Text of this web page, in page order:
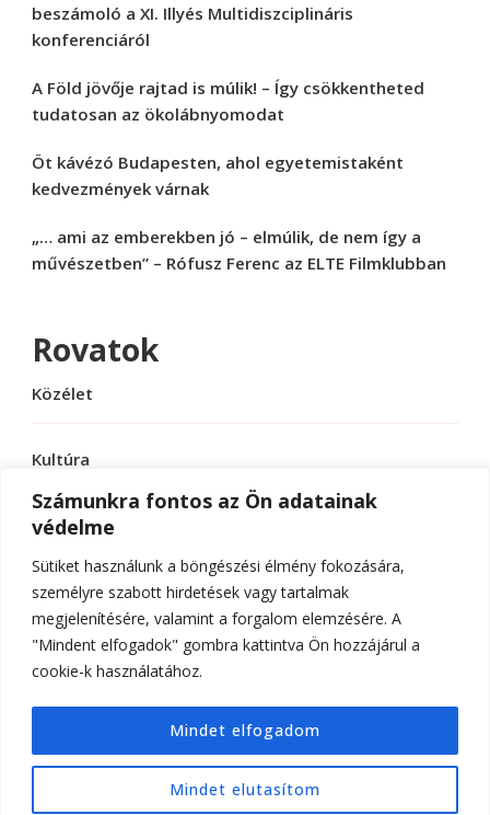
Számunkra fontos az Ön adatainak
védelme
Sütiket használunk a böngészési élmény fokozására,
személyre szabott hirdetések vagy tartalmak
megjelenítésére, valamint a forgalom elemzésére. A
"Mindent elfogadok" gombra kattintva Ön hozzájárul a
cookie-k használatához.
Mindet elutasítom
Mindet elfogadom
beszámoló a XI. Illyés Multidiszciplináris
konferenciáról
A Föld jövője rajtad is múlik! – Így csökkentheted
tudatosan az ökolábnyomodat
Öt kávézó Budapesten, ahol egyetemistaként
kedvezmények várnak
„… ami az emberekben jó – elmúlik, de nem így a
művészetben” – Rófusz Ferenc az ELTE Filmklubban
Rovatok
Közélet
Kultúra
Sport
Tudomány
© Szerzői jog 2026ELTE Online
fenntartva.Hello Fashion | FejlesztetteBlossom
Themes.Készítette: WordPress